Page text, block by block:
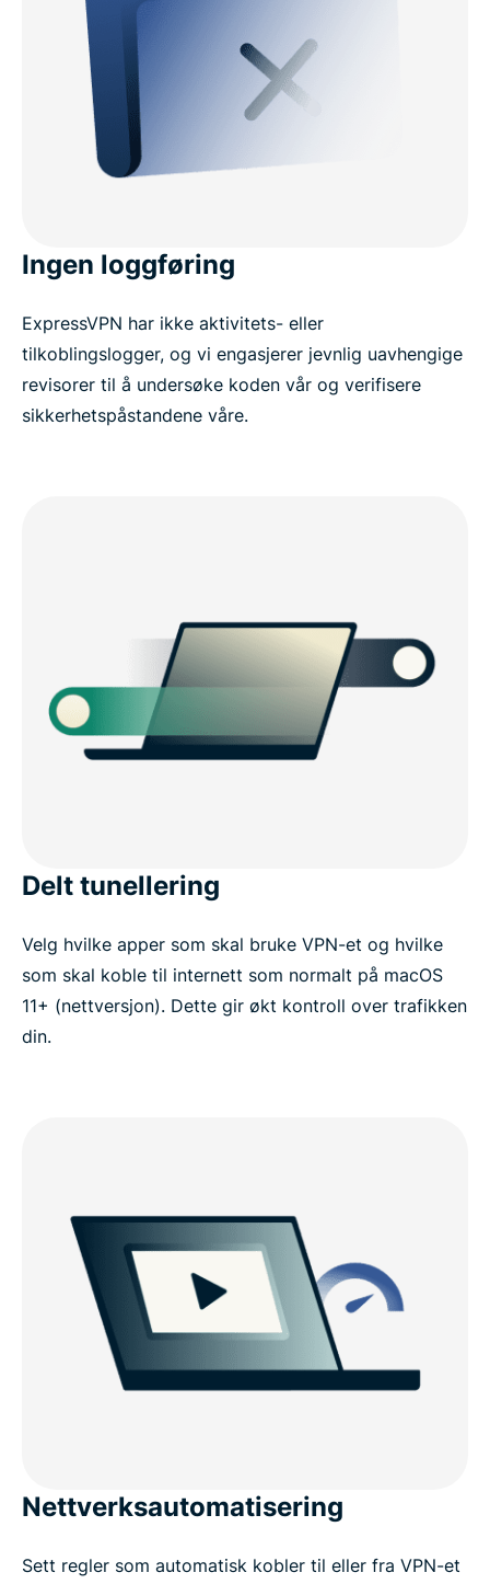
Ingen loggføring
ExpressVPN har ikke aktivitets- eller
tilkoblingslogger, og vi engasjerer jevnlig uavhengige
revisorer til å undersøke koden vår og verifisere
sikkerhetspåstandene våre.
Delt tunellering
Velg hvilke apper som skal bruke VPN-et og hvilke
som skal koble til internett som normalt på macOS
11+ (nettversjon). Dette gir økt kontroll over trafikken
din.
Nettverksautomatisering
Sett regler som automatisk kobler til eller fra VPN-et